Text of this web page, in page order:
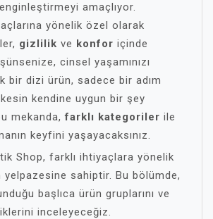
amaçlıyor.
yönelik özel olarak
gizlilik ve konfor içinde
cinsel yaşamınızı
bir dizi ürün, sadece bir adım
kendine uygun bir şey
mekanda,farklı kategoriler ile
keyfini yaşayacaksınız.
Shop, farklı ihtiyaçlara yönelik
yelpazesine sahiptir. Bu bölümde,
başlıca ürün gruplarını ve
inceleyeceğiz.